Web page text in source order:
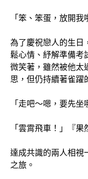
「笨、笨蛋，放開我
為了慶祝戀人的生日
鬆心情、紓解準備考
微笑著，雖然被他太
思，但仍持續著雀躍
「走吧～嗯，要先坐
「雲霄飛車！」『果
達成共識的兩人相視
之旅。